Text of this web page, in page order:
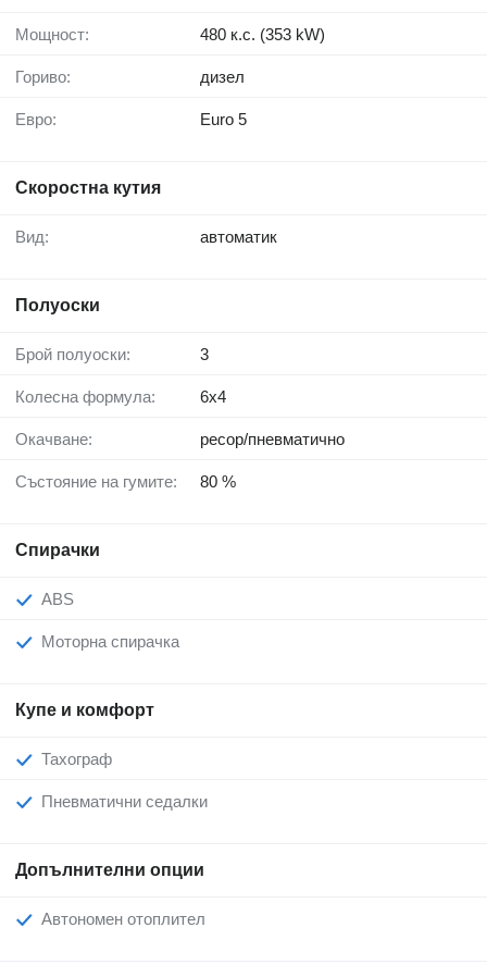
Мощност: 480 к.с. (353 kW)
Гориво: дизел
Евро: Euro 5
Скоростна кутия
Вид: автоматик
Полуоски
Брой полуоски: 3
Колесна формула: 6x4
Окачване: ресор/пневматично
Състояние на гумите: 80 %
Спирачки
ABS
Моторна спирачка
Купе и комфорт
Тахограф
Пневматични седалки
Допълнителни опции
Автономен отоплител